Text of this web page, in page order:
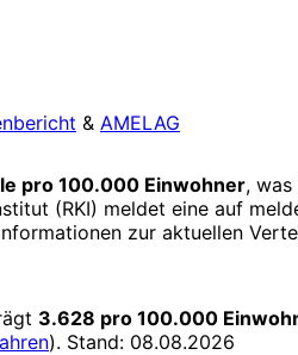
& AMELAG
pro 100.000 Einwohner,
(RKI) meldet eine auf
zur aktuellen
3.628 pro 100.000
). Stand: 08.08.2026